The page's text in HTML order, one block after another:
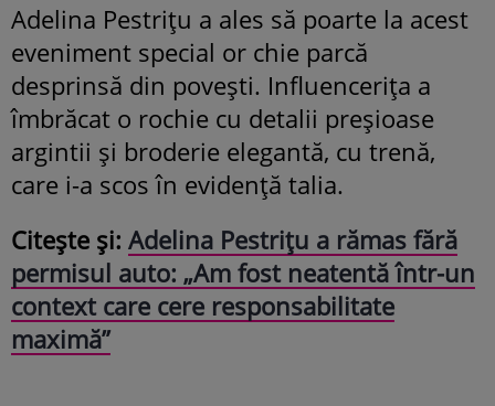
Adelina Pestrițu a ales să poarte la acest
eveniment special or chie parcă
desprinsă din povești. Influencerița a
îmbrăcat o rochie cu detalii preșioase
argintii și broderie elegantă, cu trenă,
care i-a scos în evidență talia.
Citește și: Adelina Pestrițu a rămas fără
permisul auto: „Am fost neatentă într-un
context care cere responsabilitate
maximă”